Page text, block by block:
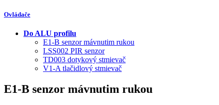
Ovládače
Do ALU profilu
E1-B senzor mávnutim rukou
LSS002 PIR senzor
TD003 dotykový stmievač
V1-A tlačidlový stmievač
E1-B senzor mávnutim rukou